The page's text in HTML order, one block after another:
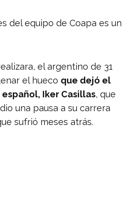
del equipo de Coapa es un
el argentino de 31
el hueco que dejó el
Iker Casillas, que
una pausa a su carrera
sufrió meses atrás.